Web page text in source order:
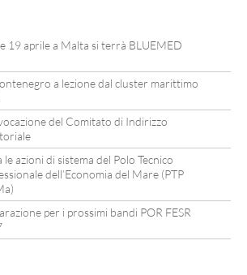
19 aprile a Malta si terrà BLUEMED
a lezione dal cluster marittimo
del Comitato di Indirizzo
le azioni di sistema del Polo Tecnico
dell’Economia del Mare (PTP
per i prossimi bandi POR FESR